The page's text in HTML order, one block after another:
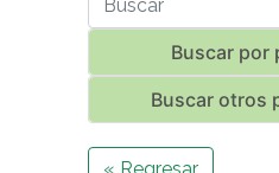
Buscar por
Buscar otros